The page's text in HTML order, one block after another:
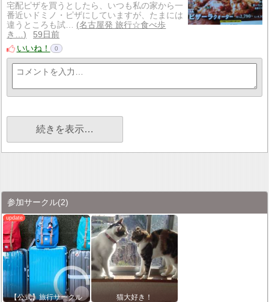
宅配ピザを買うとしたら、いつも私の家から一
番近いドミノ・ピザにしていますが、たまには
違うところも試…
名古屋発 旅行☆食べ歩
き…
59日前
いいね！
0
続きを表示…
参加サークル(2)
【公式】旅行サークル 猫大好き！